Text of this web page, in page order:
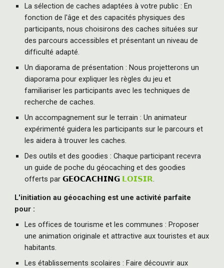
La sélection de caches adaptées à votre public : En
fonction de l'âge et des capacités physiques des
participants, nous choisirons des caches situées sur
des parcours accessibles et présentant un niveau de
difficulté adapté.
Un diaporama de présentation : Nous projetterons un
diaporama pour expliquer les règles du jeu et
familiariser les participants avec les techniques de
recherche de caches.
Un accompagnement sur le terrain : Un animateur
expérimenté guidera les participants sur le parcours et
les aidera à trouver les caches.
Des outils et des goodies : Chaque participant recevra
un guide de poche du géocaching et des goodies
offerts par𝗚𝗘𝗢𝗖𝗔𝗖𝗛𝗜𝗡𝗚 𝗟𝗢𝗜𝗦𝗜𝗥.
L'initiation au géocaching est une activité parfaite
pour :
Les offices de tourisme et les communes : Proposer
une animation originale et attractive aux touristes et aux
habitants.
Les établissements scolaires : Faire découvrir aux